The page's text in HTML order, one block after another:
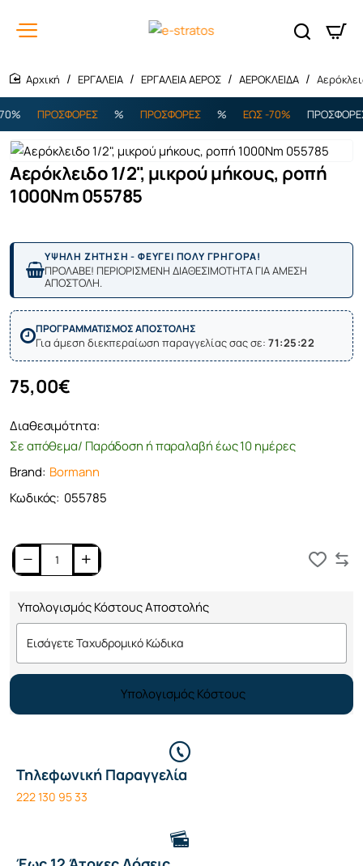
ΕΡΓΑΛΕΙΑ ΕΡΓΑΛΕΙΑ ΑΕΡΟΣ ΑΕΡΟΚΛΕΙΔΑ
ΠΡΟΣΦΟΡΕΣ ΠΡΟΣΦΟΡΕΣ ΕΩΣ -70% ΠΡΟΣΦΟΡΕΣ
Αερόκλειδο 1/2", μικρού μήκους, ροπή
1000Nm 055785
ΥΨΗΛΗ ΖΗΤΗΣΗ - ΦΕΥΓΕΙ ΠΟΛΥ ΓΡΗΓΟΡΑ!
ΠΡΟΛΑΒΕ! ΠΕΡΙΟΡΙΣΜΕΝΗ ΔΙΑΘΕΣΙΜΟΤΗΤΑ ΓΙΑ ΑΜΕΣΗ
ΑΠΟΣΤΟΛΗ.
ΠΡΟΓΡΑΜΜΑΤΙΣΜΟΣ ΑΠΟΣΤΟΛΗΣ
Για άμεση διεκπεραίωση παραγγελίας σας σε: 71:25:22
Διαθεσιμότητα:
Σε απόθεμα/ Παράδοση ή παραλαβή έως 10 ημέρες
Brand: Bormann
Κωδικός: 055785
75,00€
Υπολογισμός Κόστους Αποστολής
Υπολογισμός Κόστους
Τηλεφωνική Παραγγελία
222 130 95 33